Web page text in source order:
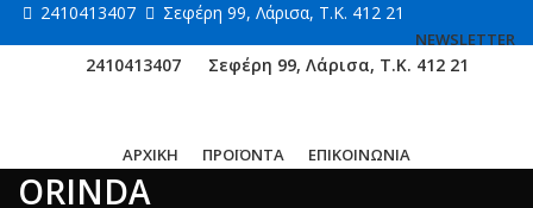
2410413407 Σεφέρη 99, Λάρισα, Τ.Κ. 412 21
NEWSLETTER
2410413407 Σεφέρη 99, Λάρισα, Τ.Κ. 412 21
ΑΡΧΙΚΗ ΠΡΟΪΟΝΤΑ ΕΠΙΚΟΙΝΩΝΙΑ
ORINDA